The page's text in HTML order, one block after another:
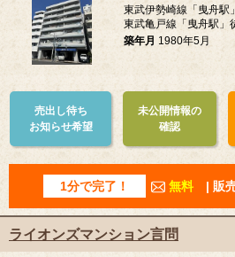
東武伊勢崎線「曳舟駅
東武亀戸線「曳舟駅」
築年月 1980年5月
売出し待ち
お知らせ希望
未公開情報の
確認
1分で完了！ 無料 | 販
ライオンズマンション言問